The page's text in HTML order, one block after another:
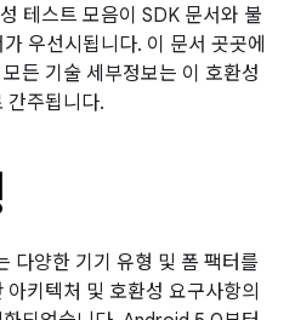
테스트 모음이 SDK 문서와 불
우선시됩니다. 이 문서 곳곳에
든 기술 세부정보는 이 호환성
간주됩니다.
다양한 기기 유형 및 폼 팩터를
키텍처 및 호환성 요구사항의